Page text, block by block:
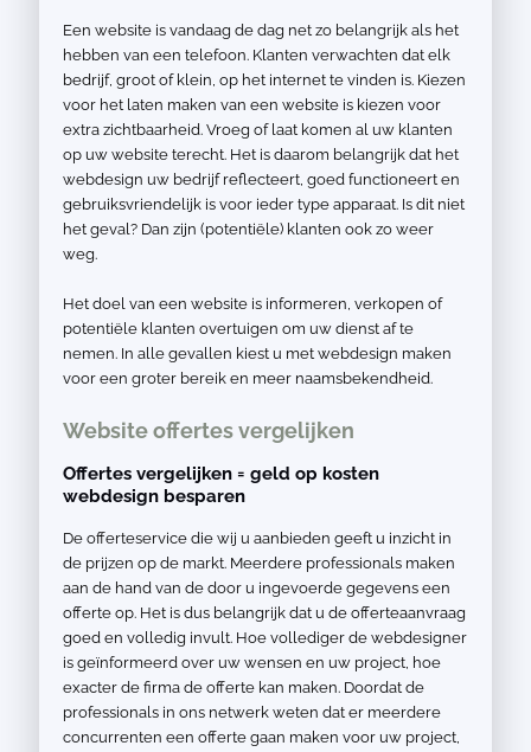
Een website is vandaag de dag net zo belangrijk als het
hebben van een telefoon. Klanten verwachten dat elk
bedrijf, groot of klein, op het internet te vinden is. Kiezen
voor het laten maken van een website is kiezen voor
extra zichtbaarheid. Vroeg of laat komen al uw klanten
op uw website terecht. Het is daarom belangrijk dat het
webdesign uw bedrijf reflecteert, goed functioneert en
gebruiksvriendelijk is voor ieder type apparaat. Is dit niet
het geval? Dan zijn (potentiële) klanten ook zo weer
weg.
Het doel van een website is informeren, verkopen of
potentiële klanten overtuigen om uw dienst af te
nemen. In alle gevallen kiest u met webdesign maken
voor een groter bereik en meer naamsbekendheid.
Website offertes vergelijken
Offertes vergelijken = geld op kosten
webdesign besparen
De offerteservice die wij u aanbieden geeft u inzicht in
de prijzen op de markt. Meerdere professionals maken
aan de hand van de door u ingevoerde gegevens een
offerte op. Het is dus belangrijk dat u de offerteaanvraag
goed en volledig invult. Hoe vollediger de webdesigner
is geïnformeerd over uw wensen en uw project, hoe
exacter de firma de offerte kan maken. Doordat de
professionals in ons netwerk weten dat er meerdere
concurrenten een offerte gaan maken voor uw project,